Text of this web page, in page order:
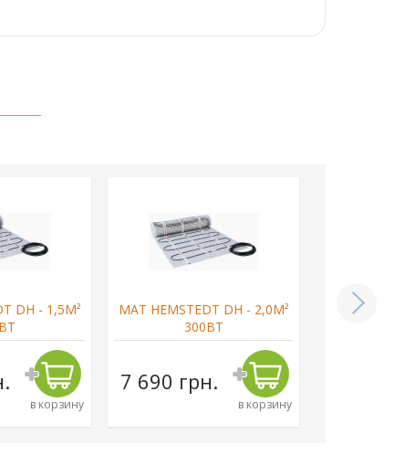
DH - 1,5М²
в корзину
МАТ HEMSTEDT DH - 2,0М²
300ВТ
7 690 грн.
в корзину
МАТ